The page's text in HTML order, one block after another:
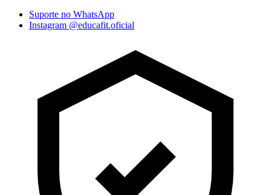
Suporte no WhatsApp
Instagram @educafit.oficial